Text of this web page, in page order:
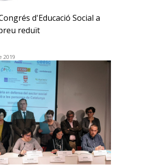
d'Educació Social a
reduït
2019